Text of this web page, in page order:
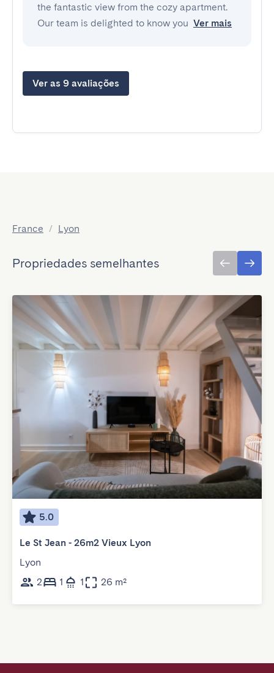
the fantastic view from the cozy apartment.
Our team is delighted to know you Ver mais
Ver as 9 avaliações
France / Lyon
Propriedades semelhantes
5.0
Le St Jean - 26m2 Vieux Lyon
Lyon
2
1 1 26 m²